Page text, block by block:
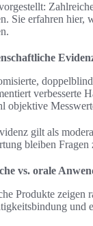
Sie erfahren hier,
verbesserte
objektive
gilt als
bleiben
vs. orale
Produkte zeigen
und